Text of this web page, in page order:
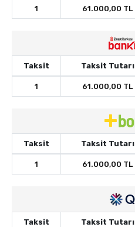
1 61.000,00 TL
Taksit Taksit Tutarı
1 61.000,00 TL
Taksit Taksit Tutarı
1 61.000,00 TL
Taksit Taksit Tutarı